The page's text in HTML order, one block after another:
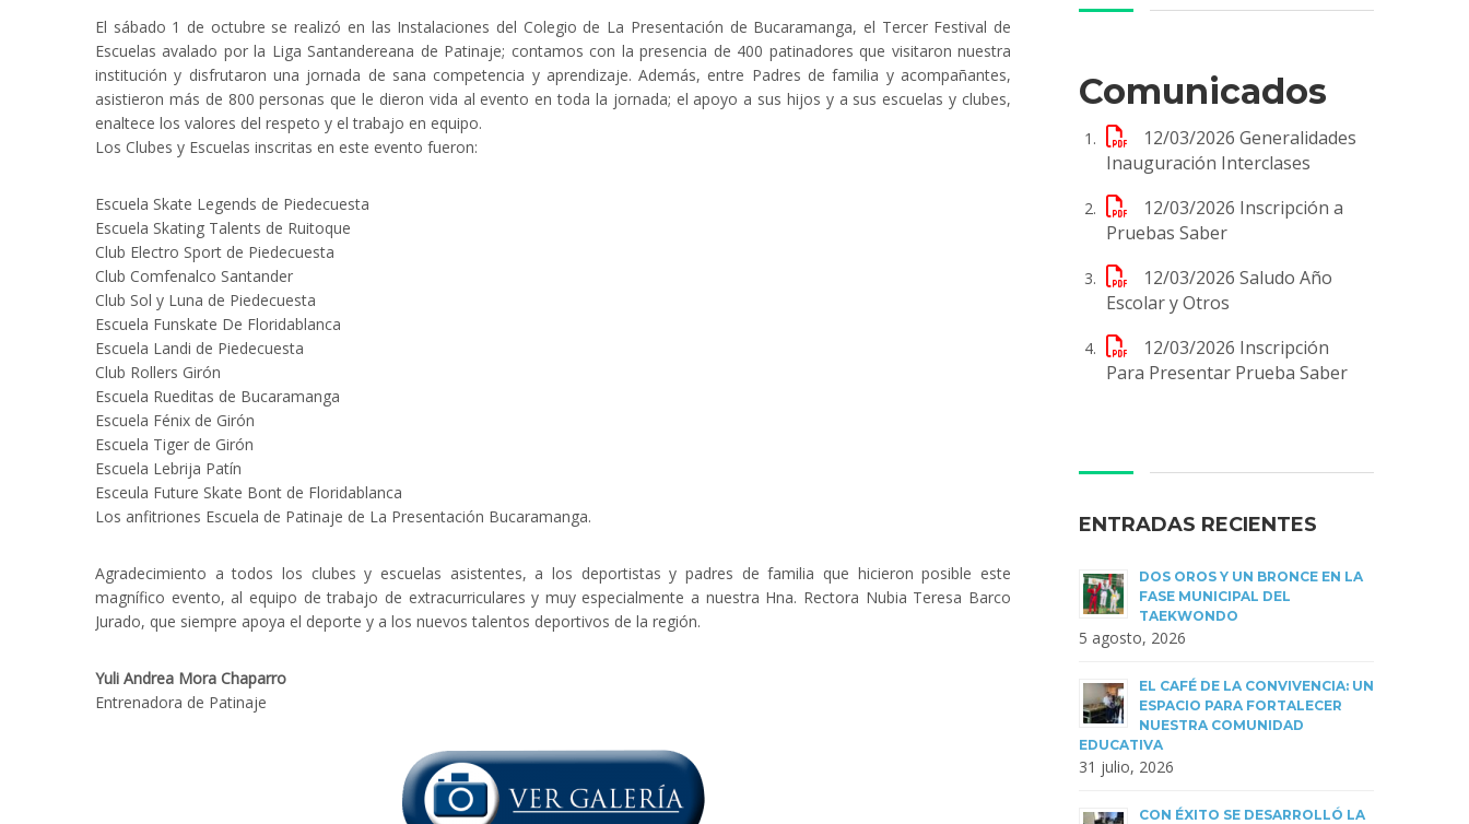
El sábado 1 de octubre se realizó en las Instalaciones del Colegio de La Presentación de Bucaramanga, el Tercer Festival de
Escuelas avalado por la Liga Santandereana de Patinaje; contamos con la presencia de 400 patinadores que visitaron nuestra
institución y disfrutaron una jornada de sana competencia y aprendizaje. Además, entre Padres de familia y acompañantes,
asistieron más de 800 personas que le dieron vida al evento en toda la jornada; el apoyo a sus hijos y a sus escuelas y clubes,
enaltece los valores del respeto y el trabajo en equipo.
Los Clubes y Escuelas inscritas en este evento fueron:
Escuela Skate Legends de Piedecuesta
Escuela Skating Talents de Ruitoque
Club Electro Sport de Piedecuesta
Club Comfenalco Santander
Club Sol y Luna de Piedecuesta
Escuela Funskate De Floridablanca
Escuela Landi de Piedecuesta
Club Rollers Girón
Escuela Rueditas de Bucaramanga
Escuela Fénix de Girón
Escuela Tiger de Girón
Escuela Lebrija Patín
Esceula Future Skate Bont de Floridablanca
Los anfitriones Escuela de Patinaje de La Presentación Bucaramanga.
Agradecimiento a todos los clubes y escuelas asistentes, a los deportistas y padres de familia que hicieron posible este
magnífico evento, al equipo de trabajo de extracurriculares y muy especialmente a nuestra Hna. Rectora Nubia Teresa Barco
Jurado, que siempre apoya el deporte y a los nuevos talentos deportivos de la región.
Yuli Andrea Mora Chaparro
Entrenadora de Patinaje
Comunicados
12/03/2026 Generalidades
Inauguración Interclases
12/03/2026 Inscripción a
Pruebas Saber
12/03/2026 Saludo Año
Escolar y Otros
12/03/2026 Inscripción
Para Presentar Prueba Saber
ENTRADAS RECIENTES
DOS OROS Y UN BRONCE EN LA
FASE MUNICIPAL DEL
TAEKWONDO
5 agosto, 2026
EL CAFÉ DE LA CONVIVENCIA: UN
ESPACIO PARA FORTALECER
NUESTRA COMUNIDAD
EDUCATIVA
31 julio, 2026
CON ÉXITO SE DESARROLLÓ LA